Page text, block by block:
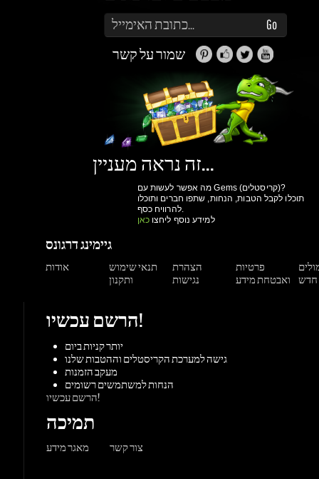
זה נראה מעניין...
תוכלו לקבל הטבות, הנחות, שתפו חברים ותוכלו
להרוויח כסף.
גיימינג דרגונס
תנאי שימוש הצהרת
נגישות
פרטיות
יותר קניות ביום
גישה למערכת הקריסטלים וההטבות שלנו
הנחות למשתמשים רשומים
הרשם עכשיו!
תמיכה
מאגר מידע צור קשר
משחקים
פלייסטיישן אקס-בוקס